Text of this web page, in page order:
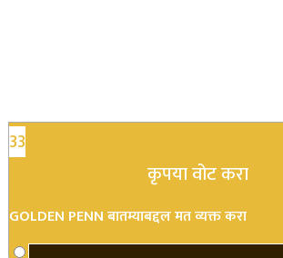
33
कृपया वोट करा
GOLDEN PENN बातम्याबद्दल मत व्यक्त करा